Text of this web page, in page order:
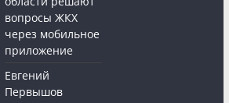
вопросы ЖКХ
через мобильное
приложение
Евгений
Первышов